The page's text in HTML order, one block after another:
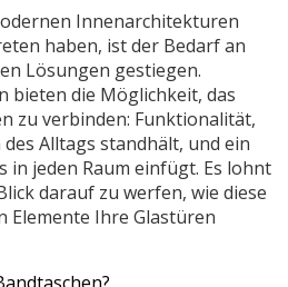
Innenarchitekturen
haben, ist der Bedarf an
Lösungen gestiegen.
bieten die Möglichkeit, das
zu verbinden: Funktionalität,
Alltags standhält, und ein
in jeden Raum einfügt. Es lohnt
darauf zu werfen, wie diese
Elemente Ihre Glastüren